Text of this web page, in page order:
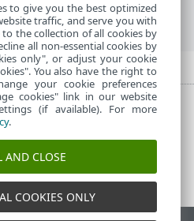
to give you the best optimized
traffic, and serve you with
to the collection of all cookies by
all non-essential cookies by
only", or adjust your cookie
You also have the right to
your cookie preferences
cookies" link in our website
(if available). For more
.
AND CLOSE
COOKIES ONLY